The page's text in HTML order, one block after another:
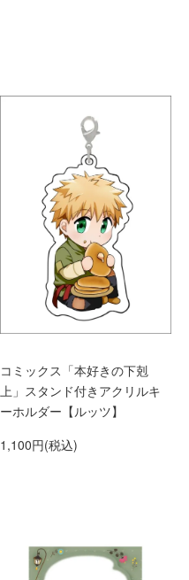
コミックス「本好きの下剋
上」スタンド付きアクリルキ
ーホルダー【ルッツ】
1,100円(税込)